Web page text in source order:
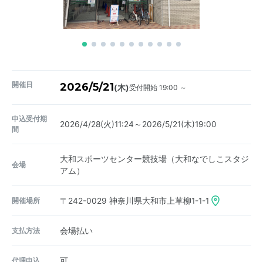
開催日 2026/5/21(木)受付開始 19:00 ～
申込受付期
間
2026/4/28(火)11:24～2026/5/21(木)19:00
会場
大和スポーツセンター競技場（大和なでしこスタジ
アム）
開催場所 〒242-0029 神奈川県大和市上草柳1-1-1
支払方法 会場払い